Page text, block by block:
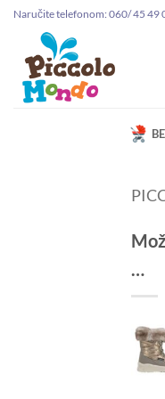
Preskoči
sadržaj
Naručite telefonom: 060/ 45 49
…